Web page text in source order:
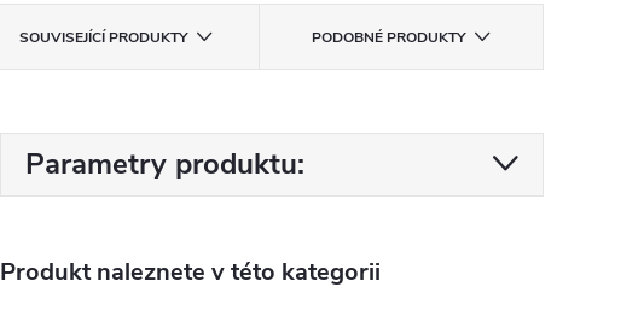
SOUVISEJÍCÍ PRODUKTY PODOBNÉ PRODUKTY
Parametry produktu:
Produkt naleznete v této kategorii